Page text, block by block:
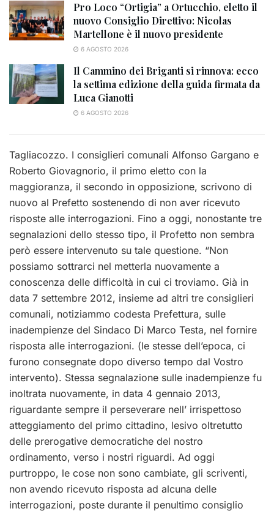
Pro Loco “Ortigia” a Ortucchio, eletto il
nuovo Consiglio Direttivo: Nicolas
Martellone è il nuovo presidente
6 AGOSTO 2026
Il Cammino dei Briganti si rinnova: ecco
la settima edizione della guida firmata da
Luca Gianotti
6 AGOSTO 2026
Tagliacozzo. I consiglieri comunali Alfonso Gargano e
Roberto Giovagnorio, il primo eletto con la
maggioranza, il secondo in opposizione, scrivono di
nuovo al Prefetto sostenendo di non aver ricevuto
risposte alle interrogazioni. Fino a oggi, nonostante tre
segnalazioni dello stesso tipo, il Profetto non sembra
però essere intervenuto su tale questione. “Non
possiamo sottrarci nel metterla nuovamente a
conoscenza delle difficoltà in cui ci troviamo. Già in
data 7 settembre 2012, insieme ad altri tre consiglieri
comunali, notiziammo codesta Prefettura, sulle
inadempienze del Sindaco Di Marco Testa, nel fornire
risposta alle interrogazioni. (le stesse dell’epoca, ci
furono consegnate dopo diverso tempo dal Vostro
intervento). Stessa segnalazione sulle inadempienze fu
inoltrata nuovamente, in data 4 gennaio 2013,
riguardante sempre il perseverare nell’ irrispettoso
atteggiamento del primo cittadino, lesivo oltretutto
delle prerogative democratiche del nostro
ordinamento, verso i nostri riguardi. Ad oggi
purtroppo, le cose non sono cambiate, gli scriventi,
non avendo ricevuto risposta ad alcuna delle
interrogazioni, poste durante il penultimo consiglio